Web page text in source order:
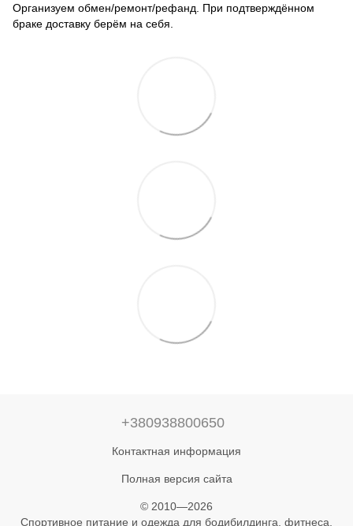
Организуем обмен/ремонт/рефанд. При подтверждённом
браке доставку берём на себя.
+380938800650
Контактная информация
Полная версия сайта
© 2010—2026
Спортивное питание и одежда для бодибилдинга, фитнеса,